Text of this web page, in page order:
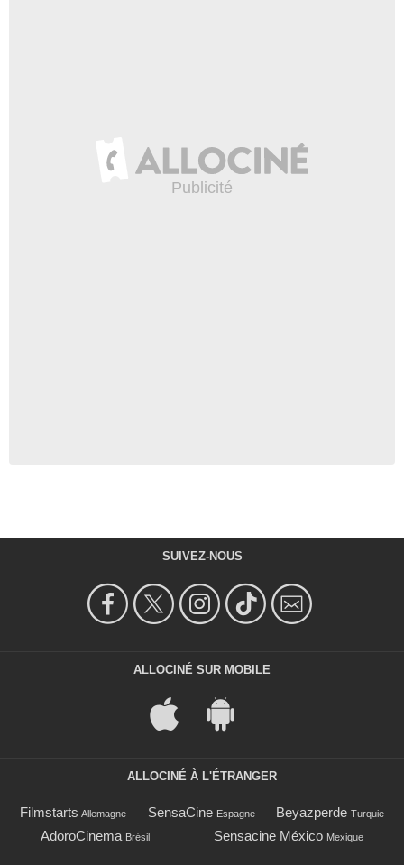
SUIVEZ-NOUS
ALLOCINÉ SUR MOBILE
ALLOCINÉ À L'ÉTRANGER
Filmstarts Allemagne SensaCine Espagne Beyazperde Turquie
AdoroCinema Brésil Sensacine México Mexique